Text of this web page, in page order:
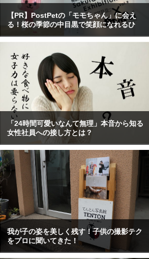
【PR】PostPetの「モモちゃん」に会え
る！桜の季節の中目黒で笑顔になれるひ
「24時間可愛いなんて無理」本音から知る
女性社員への接し方とは？
我が子の姿を美しく残す！子供の撮影テク
をプロに聞いてきた！